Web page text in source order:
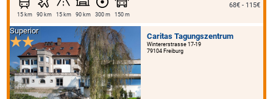
15 km 90 km 15 km 90 km 300 m 150 m
68€ - 115€
Caritas Tagungszentrum
Wintererstrasse 17-19
79104 Freiburg
Superior